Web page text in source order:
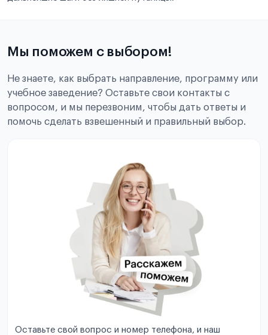
Мы поможем с выбором!
Не знаете, как выбрать направление, программу или
учебное заведение? Оставьте свои контакты с
вопросом, и мы перезвоним, чтобы дать ответы и
помочь сделать взвешенный и правильный выбор.
Оставьте свой вопрос и номер телефона, и наш